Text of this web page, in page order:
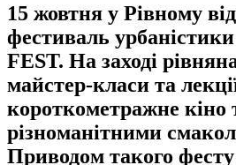
15 жовтня у Рівному
фестиваль
FEST. На заході
майстер-класи та
короткометражне
різноманітними
Приводом такого